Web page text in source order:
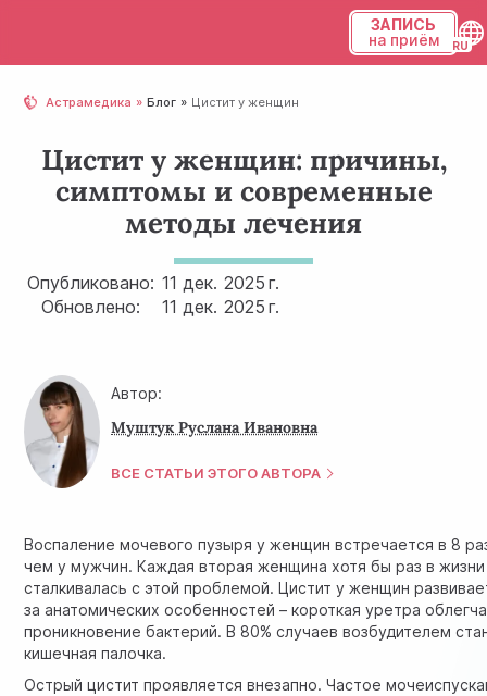
ЗАПИСЬ
на приём
Астрамедика Блог Цистит у женщин
Цистит у женщин: причины,
симптомы и современные
методы лечения
Опубликовано: 11 дек. 2025 г.
Обновлено:
11 дек. 2025 г.
Автор:
Муштук Руслана Ивановна
ВСЕ СТАТЬИ ЭТОГО АВТОРА
Воспаление мочевого пузыря у женщин встречается в 8
чем у мужчин. Каждая вторая женщина хотя бы раз в жизни
сталкивалась с этой проблемой. Цистит у женщин
за анатомических особенностей – короткая уретра
проникновение бактерий. В 80% случаев возбудителем
кишечная палочка.
Острый цистит проявляется внезапно. Частое